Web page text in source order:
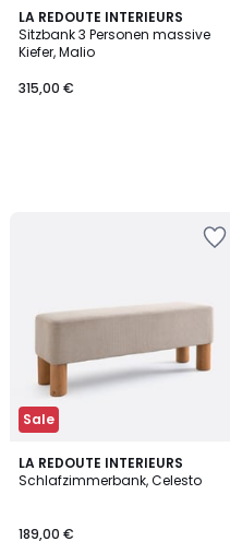
LA REDOUTE INTERIEURS
Sitzbank 3 Personen massive
Kiefer, Malio
315,00 €
Sale
LA REDOUTE INTERIEURS
Schlafzimmerbank, Celesto
189,00 €
5
/